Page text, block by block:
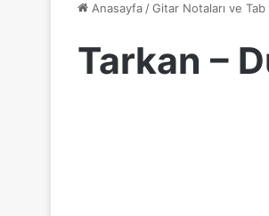
Anasayfa /Gitar Notaları ve Tab
Tarkan –